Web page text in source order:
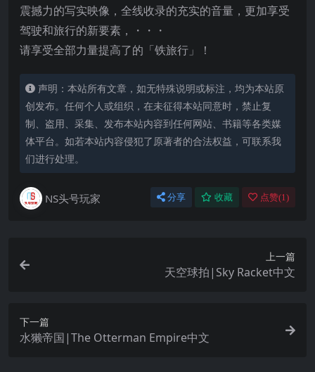
震撼力的写实映像，全线收录的充实的音量，更加享受
驾驶和旅行的新要素，・・・
请享受全部力量提高了的「铁旅行」！
声明：本站所有文章，如无特殊说明或标注，均为本站原
创发布。任何个人或组织，在未征得本站同意时，禁止复
制、盗用、采集、发布本站内容到任何网站、书籍等各类媒
体平台。如若本站内容侵犯了原著者的合法权益，可联系我
们进行处理。
NS头号玩家 分享 收藏 点赞(1)
上一篇
天空球拍|Sky Racket中文
下一篇
水獭帝国|The Otterman Empire中文